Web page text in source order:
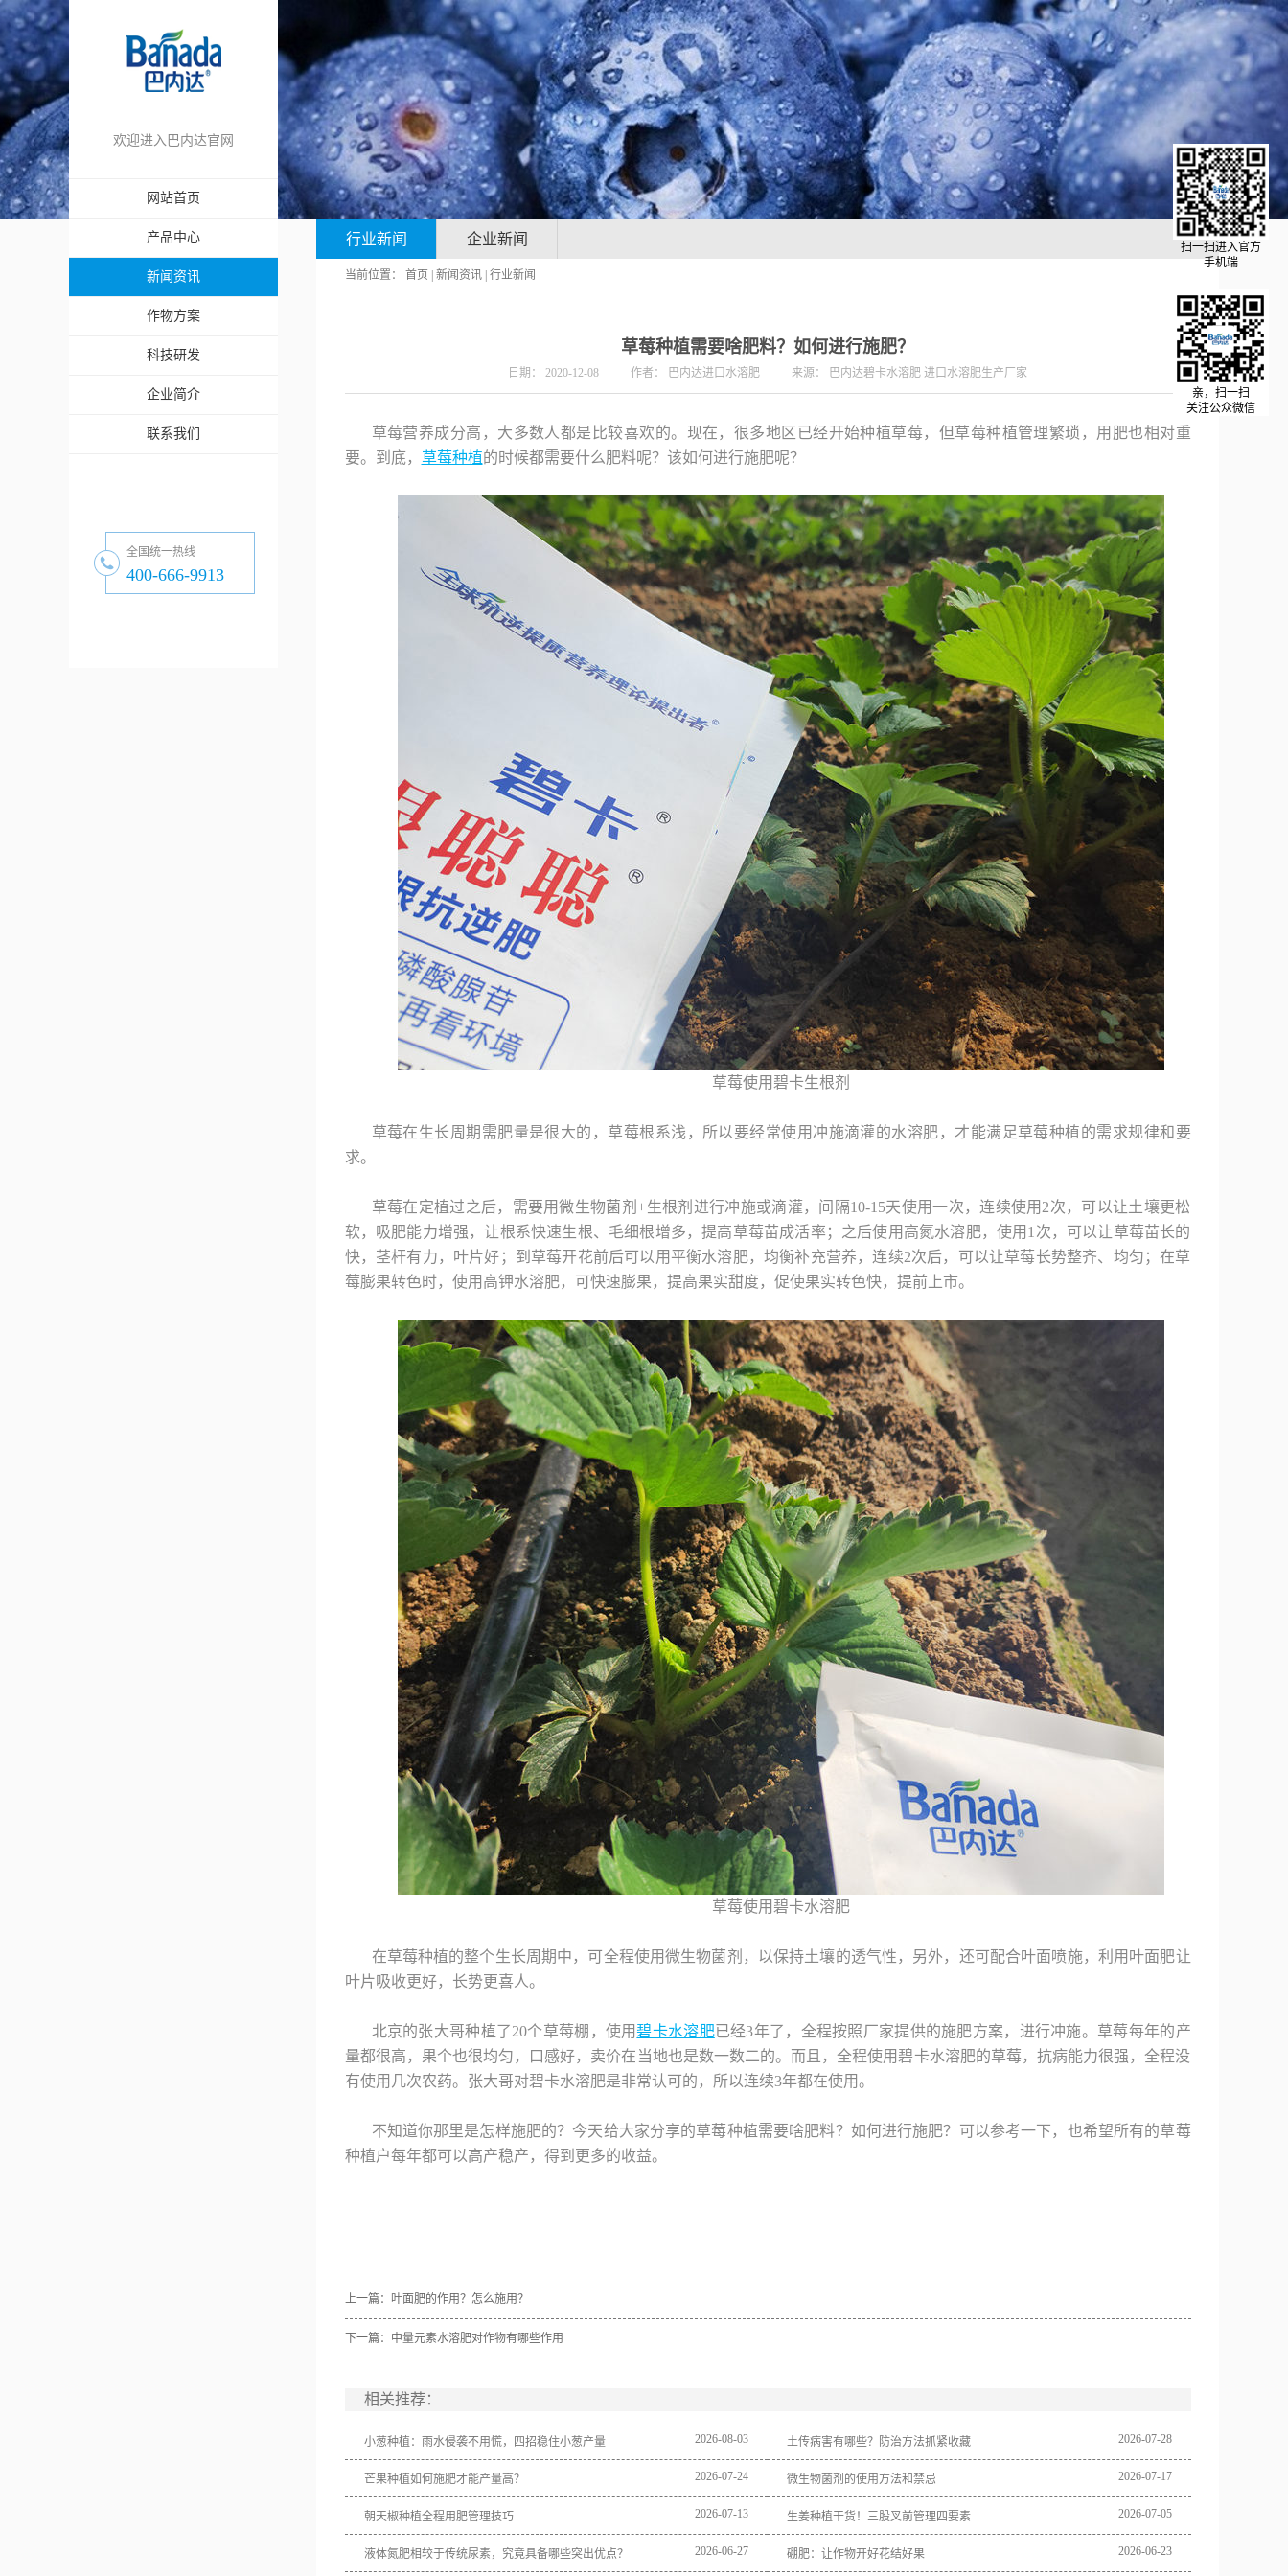
欢迎进入巴内达官网
网站首页
产品中心
新闻资讯
作物方案
科技研发
企业简介
联系我们
全国统一热线
400-666-9913
亲，扫一扫
关注公众微信
行业新闻 企业新闻
当前位置： 首页 新闻资讯 行业新闻
草莓种植需要啥肥料？如何进行施肥？
日期： 2020-12-08 作者： 巴内达进口水溶肥 来源： 巴内达碧卡水溶肥 进口水溶肥生产厂家
草莓营养成分高，大多数人都是比较喜欢的。现在，很多地区已经开始种植草莓，但草莓种植管理繁琐，用肥也相对重
要。到底， 草莓种植的时候都需要什么肥料呢？该如何进行施肥呢？
草莓使用碧卡生根剂
草莓在生长周期需肥量是很大的，草莓根系浅，所以要经常使用冲施滴灌的水溶肥，才能满足草莓种植的需求规律和要
求。
草莓在定植过之后，需要用微生物菌剂+生根剂进行冲施或滴灌，间隔10-15天使用一次，连续使用2次，可以让土壤更松
软，吸肥能力增强，让根系快速生根、毛细根增多，提高草莓苗成活率；之后使用高氮水溶肥，使用1次，可以让草莓苗长的
快，茎杆有力，叶片好；到草莓开花前后可以用平衡水溶肥，均衡补充营养，连续2次后，可以让草莓长势整齐、均匀；在草
莓膨果转色时，使用高钾水溶肥，可快速膨果，提高果实甜度，促使果实转色快，提前上市。
草莓使用碧卡水溶肥
在草莓种植的整个生长周期中，可全程使用微生物菌剂，以保持土壤的透气性，另外，还可配合叶面喷施，利用叶面肥让
叶片吸收更好，长势更喜人。
北京的张大哥种植了20个草莓棚，使用碧卡水溶肥已经3年了，全程按照厂家提供的施肥方案，进行冲施。草莓每年的产
量都很高，果个也很均匀，口感好，卖价在当地也是数一数二的。而且，全程使用碧卡水溶肥的草莓，抗病能力很强，全程没
有使用几次农药。张大哥对碧卡水溶肥是非常认可的，所以连续3年都在使用。
不知道你那里是怎样施肥的？今天给大家分享的草莓种植需要啥肥料？如何进行施肥？可以参考一下，也希望所有的草莓
种植户每年都可以高产稳产，得到更多的收益。
上一篇： 叶面肥的作用？怎么施用？
下一篇： 中量元素水溶肥对作物有哪些作用
相关推荐：
小葱种植：雨水侵袭不用慌，四招稳住小葱产量 2026-08-03 土传病害有哪些？防治方法抓紧收藏 2026-07-28
芒果种植如何施肥才能产量高？ 2026-07-24 微生物菌剂的使用方法和禁忌 2026-07-17
朝天椒种植全程用肥管理技巧 2026-07-13 生姜种植干货！三股叉前管理四要素 2026-07-05
液体氮肥相较于传统尿素，究竟具备哪些突出优点？ 2026-06-27 硼肥：让作物开好花结好果 2026-06-23
扫一扫进入官方
手机端